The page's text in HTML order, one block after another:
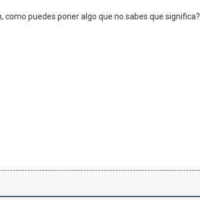
como puedes poner algo que no sabes que significa?